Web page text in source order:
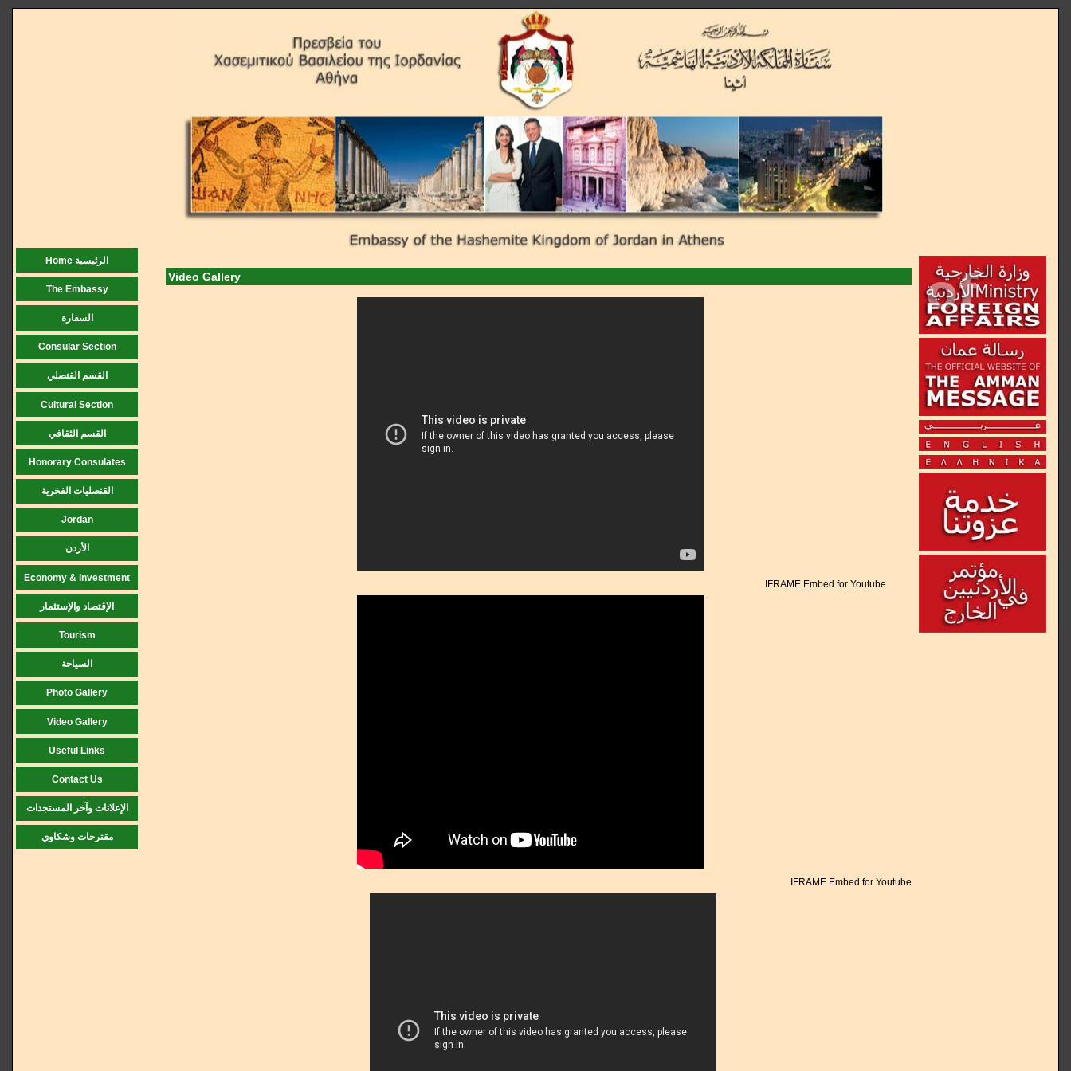
Home الرئيسية
The Embassy
السفارة
Consular Section
القسم القنصلي
Cultural Section
القسم الثقافي
Honorary Consulates
القنصليات الفخرية
Jordan
الأردن
Economy & Investment
الإقتصاد والإستثمار
Tourism
السياحة
Photo Gallery
Video Gallery
Useful Links
Contact Us
الإعلانات وآخر المستجدات
مقترحات وشكاوي
Video Gallery
IFRAME Embed for Youtube
IFRAME Embed for Youtube